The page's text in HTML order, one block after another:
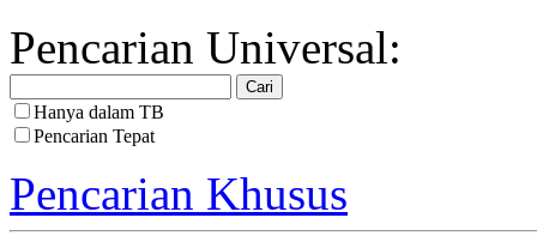
Pencarian Universal:
Hanya dalam TB
Pencarian Tepat
Pencarian Khusus